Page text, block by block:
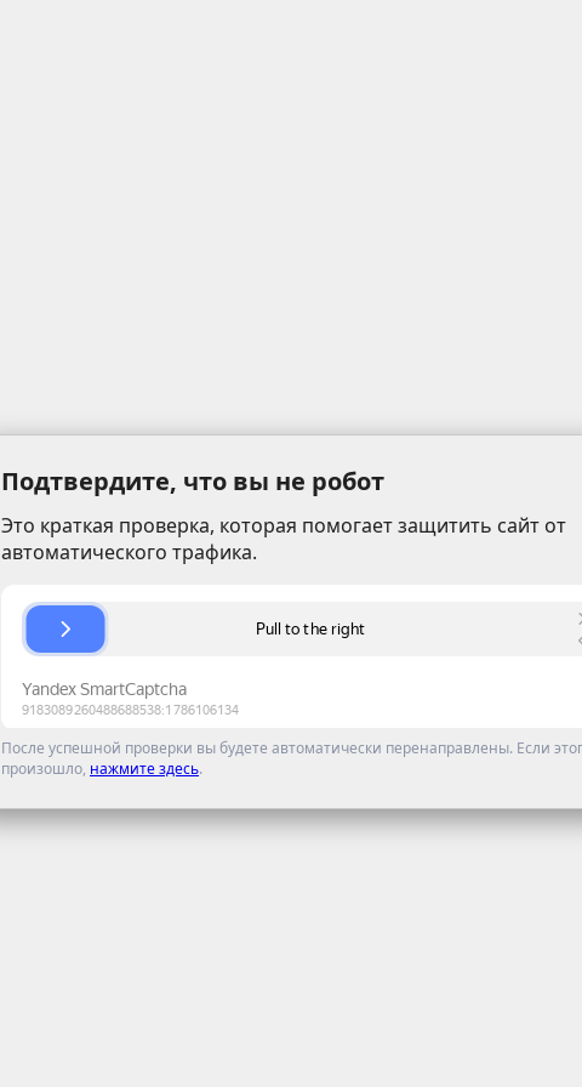
Подтвердите, что вы не робот
Это краткая проверка, которая помогает защитить сайт от
автоматического трафика.
После успешной проверки вы будете автоматически перенаправлены. Если
произошло, нажмите здесь.